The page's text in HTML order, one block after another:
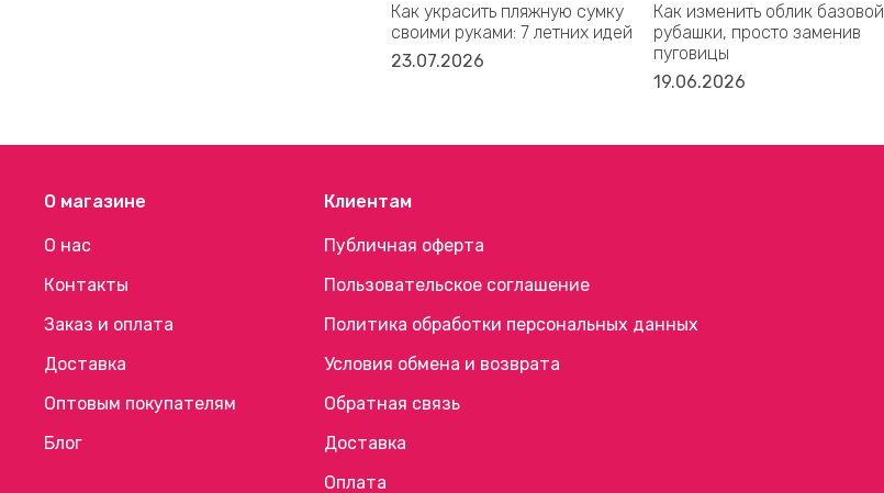
Как украсить пляжную сумку
своими руками: 7 летних идей
23.07.2026
Как изменить облик базовой
рубашки, просто заменив
пуговицы
19.06.2026
О магазине
О нас
Контакты
Заказ и оплата
Доставка
Оптовым покупателям
Блог
Клиентам
Публичная оферта
Пользовательское соглашение
Политика обработки персональных данных
Условия обмена и возврата
Обратная связь
Доставка
Оплата